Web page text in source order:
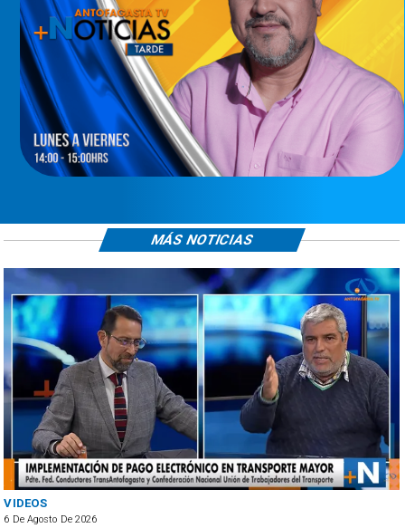
VIDEOS
6 De Agosto De 2026
MÁS NOTICIAS